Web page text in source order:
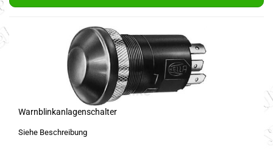
Warnblinkanlagenschalter
Siehe Beschreibung